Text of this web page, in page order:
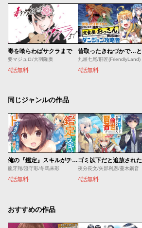
毒を喰らわばサクラまで
要マジュロ/大羽隆廣
4話無料
九頭七尾/肝匠(FriendlyLand)
4話無料
同じジャンルの作品
俺の『鑑定』スキルがチートすぎて
龍牙翔/澄守彩/冬馬来彩
4話無料
夜分長文/矢部利恩/蔓木鋼音
4話無料
おすすめの作品